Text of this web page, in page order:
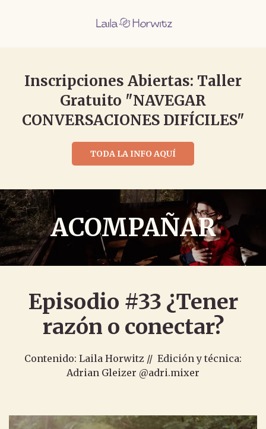
Inscripciones Abiertas: Taller
Gratuito "NAVEGAR
CONVERSACIONES DIFÍCILES"
TODA LA INFO AQUÍ
ACOMPAÑAR
Episodio #33 ¿Tener
razón o conectar?
Contenido: Laila Horwitz // Edición y técnica:
Adrian Gleizer @adri.mixer